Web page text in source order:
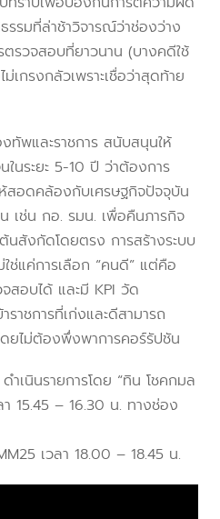
รมที่ล่าช้าวิจารณ์ว่าช่องว่าง
รวจสอบที่ยาวนาน (บางคดีใช้
เกรงกลัวเพราะเชื่อว่าสุดท้าย
ทัพและราชการ สนับสนุนให้
นระยะ 5-10 ปี ว่าต้องการ
ห้สอดคล้องกับเศรษฐกิจปัจจุบัน
เช่น กอ. รมน. เพื่อคืนภารกิจ
นสังกัดโดยตรง การสร้างระบบ
ช่แค่การเลือก “คนดี” แต่คือ
จสอบได้ และมี KPI วัด
ราชการที่เก่งและดีสามารถ
ยไม่ต้องพึ่งพาการคอร์รัปชัน
ดำเนินรายการโดย “ทิน โชคกมล
15.45 – 16.30 น. ทางช่อง
เวลา 18.00 – 18.45 น.